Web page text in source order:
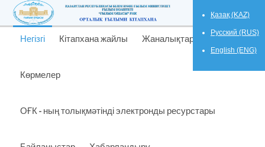
Қазақ (KAZ)
Русский (RUS)
English (ENG)
Негізгі Кітапхана жайлы Жаналықтар
Көрмелер
ОҒК - ның толықмәтінді электронды ресурстары